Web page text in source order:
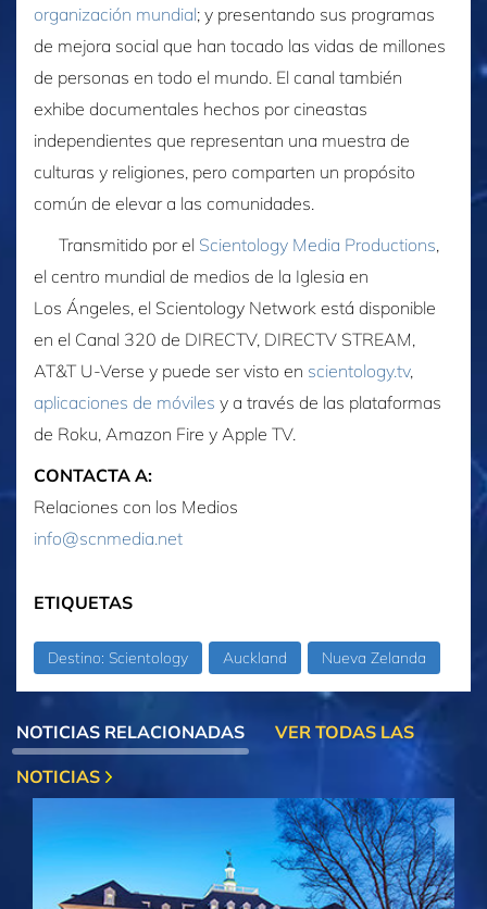
organización mundial; y presentando sus programas
de mejora social que han tocado las vidas de millones
de personas en todo el mundo. El canal también
exhibe documentales hechos por cineastas
independientes que representan una muestra de
culturas y religiones, pero comparten un propósito
común de elevar a las comunidades.
Transmitido por el Scientology Media Productions,
el centro mundial de medios de la Iglesia en
Los Ángeles, el Scientology Network está disponible
en el Canal 320 de DIRECTV, DIRECTV STREAM,
AT&T U‑Verse y puede ser visto en scientology.tv,
aplicaciones de móviles y a través de las plataformas
de Roku, Amazon Fire y Apple TV.
CONTACTA A:
Relaciones con los Medios
info@scnmedia.net
ETIQUETAS
Destino: Scientology Auckland Nueva Zelanda
NOTICIAS RELACIONADAS VER TODAS LAS
NOTICIAS